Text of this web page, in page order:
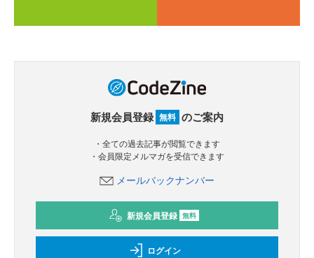
新規会員登録 無料 のご案内
・全ての過去記事が閲覧できます
・会員限定メルマガを受信できます
メールバックナンバー
新規会員登録 無料
ログイン